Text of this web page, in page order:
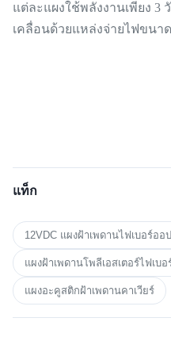
แต่ละแผงใช้พลังงานเพียง 3
เคลื่อนด้วยแหล่งจ่ายไฟขนาด
แท็ก
12VDC แผงฝ้าเพดานไฟเบอร์ออ
แผงฝ้าเพดานโพลีเอสเตอร์ไฟเบ
แผงอะคูสติกฝ้าเพดานคาเวียร์